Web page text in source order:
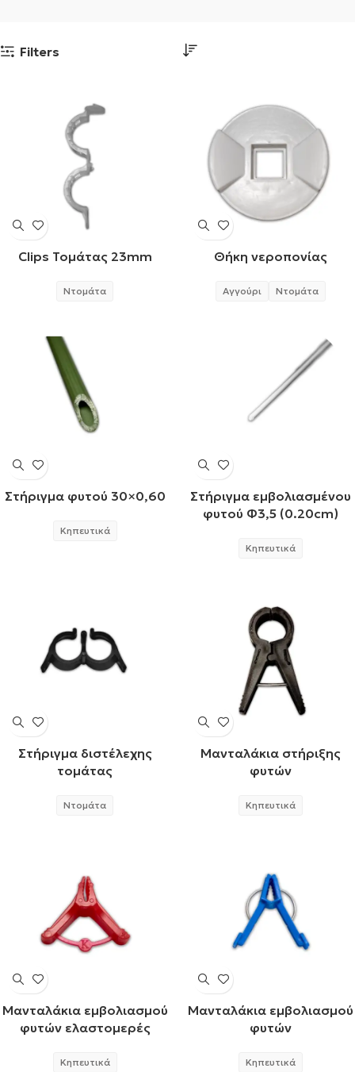
Filters
Clips Τομάτας 23mm
Ντομάτα
Θήκη νεροπονίας
Αγγούρι Ντομάτα
Στήριγμα φυτού 30×0,60
Κηπευτικά
Στήριγμα εμβολιασμένου
φυτού Φ3,5 (0.20cm)
Κηπευτικά
Στήριγμα διστέλεχης
τομάτας
Ντομάτα
Μανταλάκια στήριξης
φυτών
Κηπευτικά
Μανταλάκια εμβολιασμού
φυτών ελαστομερές
Κηπευτικά
Μανταλάκια εμβολιασμού
φυτών
Κηπευτικά